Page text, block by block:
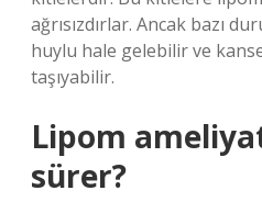
ağrısızdırlar. Ancak bazı
huylu hale gelebilir ve
taşıyabilir.
Lipom
sürer?